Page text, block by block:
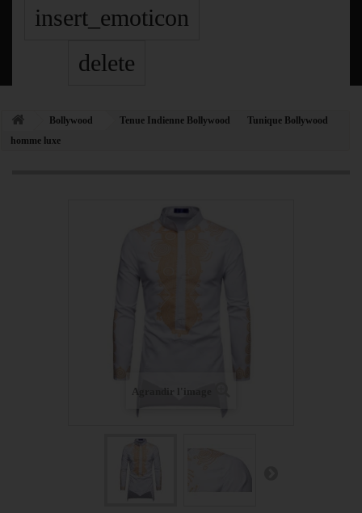
insert_emoticon
delete
Bollywood Tenue Indienne Bollywood
Tunique Bollywood
homme luxe
Agrandir l'image